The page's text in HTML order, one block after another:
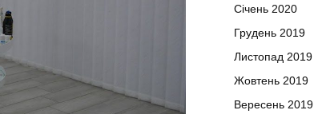
Січень 2020
Грудень 2019
Листопад 2019
Жовтень 2019
Вересень 2019